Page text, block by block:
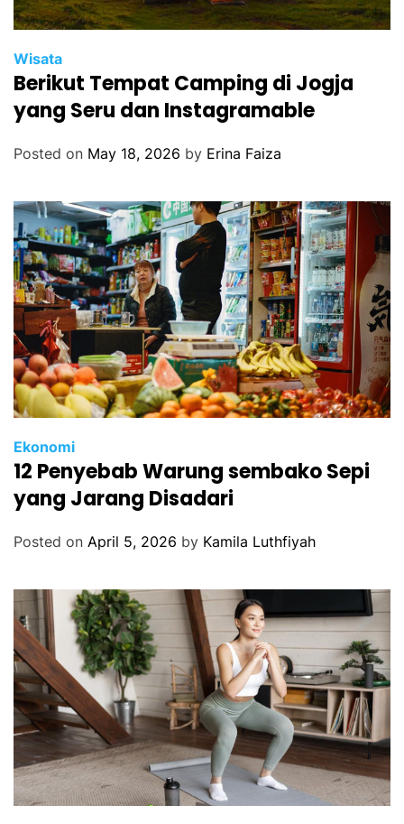
Wisata
Berikut Tempat Camping di Jogja
yang Seru dan Instagramable
Posted on May 18, 2026 by Erina Faiza
Ekonomi
12 Penyebab Warung sembako Sepi
yang Jarang Disadari
Posted on April 5, 2026 by Kamila Luthfiyah